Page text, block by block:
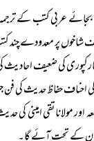
بجائے عربی کتب کے
شاخوں پر معدودے
کی ضعیف
حفاظ حدیث کی فن
تقی امینی کی